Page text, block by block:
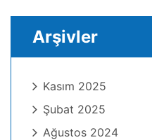
Arşivler
Kasım 2025
Şubat 2025
Ağustos 2024